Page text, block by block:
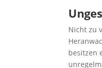
Nicht zu
besitzen